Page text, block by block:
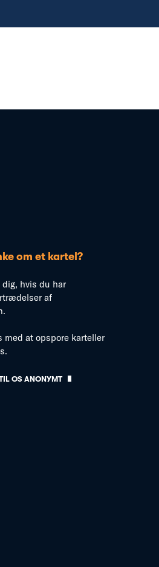
om et kartel?
dig, hvis du har
af
at opspore karteller
OS ANONYMT